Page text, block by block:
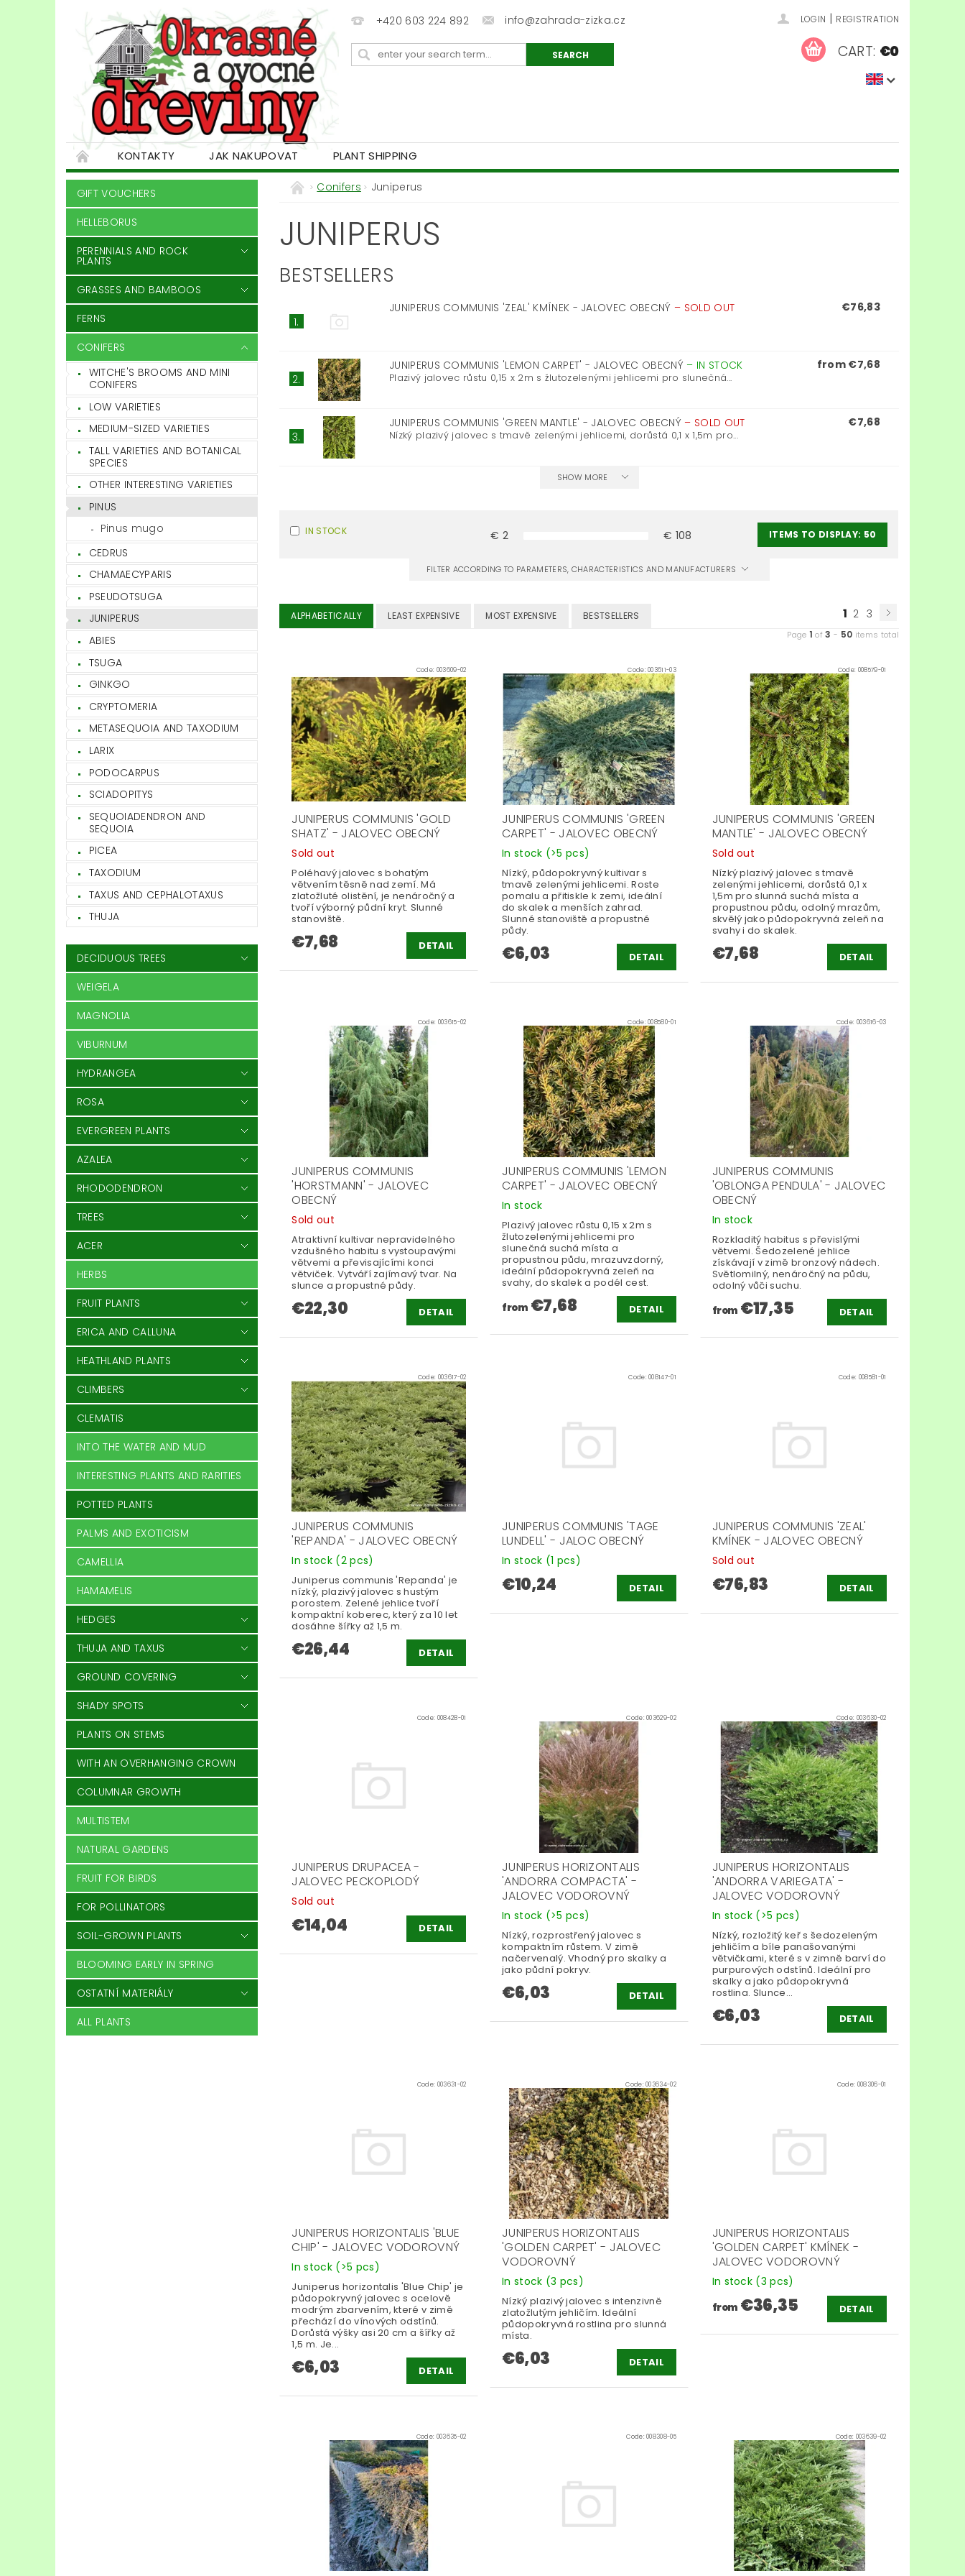
+420 603 224 892 info@zahrada-zizka.cz LOGIN | REGISTRATION
CART: €0
KONTAKTY JAK NAKUPOVAT PLANT SHIPPING
GIFT VOUCHERS
HELLEBORUS
PERENNIALS AND ROCK
PLANTS
GRASSES AND BAMBOOS
FERNS
CONIFERS
WITCHE'S BROOMS AND MINI
CONIFERS
LOW VARIETIES
MEDIUM-SIZED VARIETIES
TALL VARIETIES AND BOTANICAL
SPECIES
OTHER INTERESTING VARIETIES
PINUS
Pinus mugo
CEDRUS
CHAMAECYPARIS
PSEUDOTSUGA
JUNIPERUS
ABIES
TSUGA
GINKGO
CRYPTOMERIA
METASEQUOIA AND TAXODIUM
LARIX
PODOCARPUS
SCIADOPITYS
SEQUOIADENDRON AND
SEQUOIA
PICEA
TAXODIUM
TAXUS AND CEPHALOTAXUS
THUJA
DECIDUOUS TREES
WEIGELA
MAGNOLIA
VIBURNUM
HYDRANGEA
ROSA
EVERGREEN PLANTS
AZALEA
RHODODENDRON
TREES
ACER
HERBS
FRUIT PLANTS
ERICA AND CALLUNA
HEATHLAND PLANTS
CLIMBERS
CLEMATIS
INTO THE WATER AND MUD
INTERESTING PLANTS AND RARITIES
POTTED PLANTS
PALMS AND EXOTICISM
CAMELLIA
HAMAMELIS
HEDGES
THUJA AND TAXUS
GROUND COVERING
SHADY SPOTS
PLANTS ON STEMS
WITH AN OVERHANGING CROWN
COLUMNAR GROWTH
MULTISTEM
NATURAL GARDENS
FRUIT FOR BIRDS
FOR POLLINATORS
SOIL-GROWN PLANTS
BLOOMING EARLY IN SPRING
OSTATNÍ MATERIÁLY
ALL PLANTS
Conifers Juniperus
JUNIPERUS
BESTSELLERS
1.
JUNIPERUS COMMUNIS 'ZEAL' KMÍNEK - JALOVEC OBECNÝ – SOLD OUT €76,83
2.
JUNIPERUS COMMUNIS 'LEMON CARPET' - JALOVEC OBECNÝ – IN STOCK
Plazivý jalovec růstu 0,15 x 2m s žlutozelenými jehlicemi pro slunečná...
from €7,68
3.
JUNIPERUS COMMUNIS 'GREEN MANTLE' - JALOVEC OBECNÝ – SOLD OUT
Nízký plazivý jalovec s tmavě zelenými jehlicemi, dorůstá 0,1 x 1,5m pro...
€7,68
SHOW MORE
IN STOCK €2 € 108 ITEMS TO DISPLAY: 50
FILTER ACCORDING TO PARAMETERS, CHARACTERISTICS AND MANUFACTURERS
ALPHABETICALLY LEAST EXPENSIVE MOST EXPENSIVE BESTSELLERS 1 2 3
Page 1 of3 - 50 items total
Code: 003609-02
JUNIPERUS COMMUNIS 'GOLD
SHATZ' - JALOVEC OBECNÝ
Sold out
Poléhavý jalovec s bohatým
větvením těsně nad zemí. Má
zlatožluté olistění, je nenáročný a
tvoří výborný půdní kryt. Slunné
stanoviště.
€7,68 DETAIL
Code:003611-03
JUNIPERUS COMMUNIS 'GREEN
CARPET' - JALOVEC OBECNÝ
In stock (>5 pcs)
Nízký, půdopokryvný kultivar s
tmavě zelenými jehlicemi. Roste
pomalu a přitiskle k zemi, ideální
do skalek a menších zahrad.
Slunné stanoviště a propustné
půdy.
€6,03 DETAIL
Code: 008579-01
JUNIPERUS COMMUNIS 'GREEN
MANTLE' - JALOVEC OBECNÝ
Sold out
Nízký plazivý jalovec s tmavě
zelenými jehlicemi, dorůstá 0,1 x
1,5m pro slunná suchá místa a
propustnou půdu, odolný mrazům,
skvělý jako půdopokryvná zeleň na
svahy i do skalek.
€7,68 DETAIL
Code: 003615-02
JUNIPERUS COMMUNIS
'HORSTMANN' - JALOVEC
OBECNÝ
Sold out
Atraktivní kultivar nepravidelného
vzdušného habitu s vystoupavými
větvemi a převisajícími konci
větviček. Vytváří zajímavý tvar. Na
slunce a propustné půdy.
€22,30 DETAIL
Code:008580-01
JUNIPERUS COMMUNIS 'LEMON
CARPET' - JALOVEC OBECNÝ
In stock
Plazivý jalovec růstu 0,15 x 2m s
žlutozelenými jehlicemi pro
slunečná suchá místa a
propustnou půdu, mrazuvzdorný,
ideální půdopokryvná zeleň na
svahy, do skalek a podél cest.
from €7,68 DETAIL
Code: 003616-03
JUNIPERUS COMMUNIS
'OBLONGA PENDULA' - JALOVEC
OBECNÝ
In stock
Rozkladitý habitus s převislými
větvemi. Šedozelené jehlice
získávají v zimě bronzový nádech.
Světlomilný, nenáročný na půdu,
odolný vůči suchu.
from €17,35 DETAIL
Code: 003617-02
JUNIPERUS COMMUNIS
'REPANDA' - JALOVEC OBECNÝ
In stock (2 pcs)
Juniperus communis 'Repanda' je
nízký, plazivý jalovec s hustým
porostem. Zelené jehlice tvoří
kompaktní koberec, který za 10 let
dosáhne šířky až 1,5 m.
€26,44 DETAIL
Code:008147-01
JUNIPERUS COMMUNIS 'TAGE
LUNDELL' - JALOC OBECNÝ
In stock (1 pcs)
€10,24 DETAIL
Code: 008581-01
JUNIPERUS COMMUNIS 'ZEAL'
KMÍNEK - JALOVEC OBECNÝ
Sold out
€76,83 DETAIL
Code: 008428-01
JUNIPERUS DRUPACEA -
JALOVEC PECKOPLODÝ
Sold out
€14,04 DETAIL
Code:003629-02
JUNIPERUS HORIZONTALIS
'ANDORRA COMPACTA' -
JALOVEC VODOROVNÝ
In stock (>5 pcs)
Nízký, rozprostřený jalovec s
kompaktním růstem. V zimě
načervenalý. Vhodný pro skalky a
jako půdní pokryv.
€6,03 DETAIL
Code: 003630-02
JUNIPERUS HORIZONTALIS
'ANDORRA VARIEGATA' -
JALOVEC VODOROVNÝ
In stock (>5 pcs)
Nízký, rozložitý keř s šedozeleným
jehličím a bíle panašovanými
větvičkami, které s v zimně barví do
purpurových odstínů. Ideální pro
skalky a jako půdopokryvná
rostlina. Slunce...
€6,03 DETAIL
Code: 003631-02
JUNIPERUS HORIZONTALIS 'BLUE
CHIP' - JALOVEC VODOROVNÝ
In stock (>5 pcs)
Juniperus horizontalis 'Blue Chip' je
půdopokryvný jalovec s ocelově
modrým zbarvením, které v zimě
přechází do vínových odstínů.
Dorůstá výšky asi 20 cm a šířky až
1,5 m. Je...
€6,03 DETAIL
Code:003634-02
JUNIPERUS HORIZONTALIS
'GOLDEN CARPET' - JALOVEC
VODOROVNÝ
In stock (3 pcs)
Nízký plazivý jalovec s intenzivně
zlatožlutým jehličím. Ideální
půdopokryvná rostlina pro slunná
místa.
€6,03 DETAIL
Code: 008306-01
JUNIPERUS HORIZONTALIS
'GOLDEN CARPET' KMÍNEK -
JALOVEC VODOROVNÝ
In stock (3 pcs)
from €36,35 DETAIL
Code: 003635-02 Code:008308-05 Code: 003639-02